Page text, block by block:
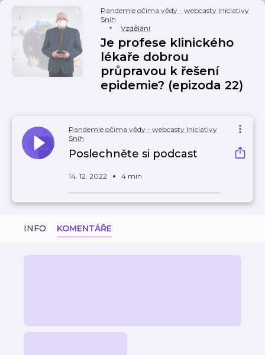
Pandemie očima vědy - webcasty Iniciativy
Sníh
Vzdělání
Je profese klinického
lékaře dobrou
průpravou k řešení
epidemie? (epizoda 22)
Pandemie očima vědy - webcasty Iniciativy
Sníh
Poslechněte si podcast
14. 12. 2022 4 min
INFO KOMENTÁŘE